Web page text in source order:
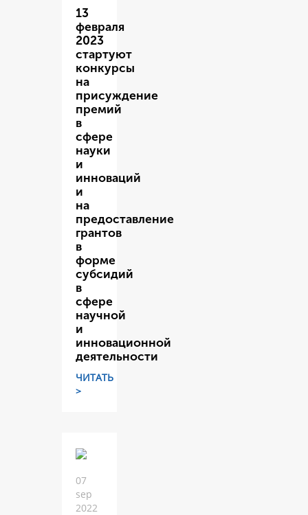
13
февраля
2023
стартуют
конкурсы
на
присуждение
премий
в
сфере
науки
и
инноваций
и
на
предоставление
грантов
в
форме
субсидий
в
сфере
научной
и
инновационной
деятельности
ЧИТАТЬ
>
07
sep
2022